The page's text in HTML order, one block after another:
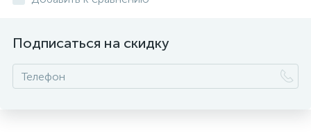
Подписаться на скидку